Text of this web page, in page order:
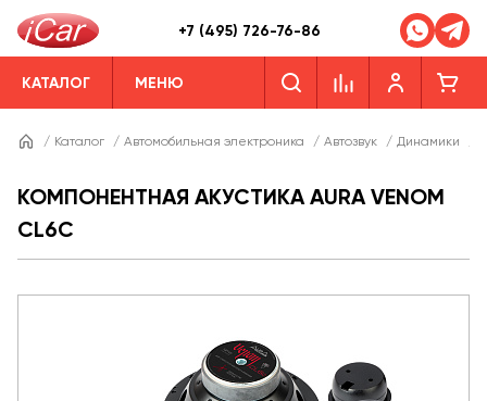
+7 (495) 726-76-86
КАТАЛОГ МЕНЮ
/ Каталог / Автомобильная электроника / Автозвук / Динамики
КОМПОНЕНТНАЯ АКУСТИКА AURA VENOM
CL6C